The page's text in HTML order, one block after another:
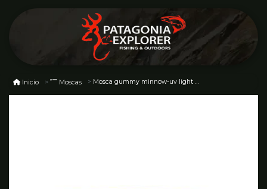
Inicio Moscas Mosca gummy minnow-uv light purple #04